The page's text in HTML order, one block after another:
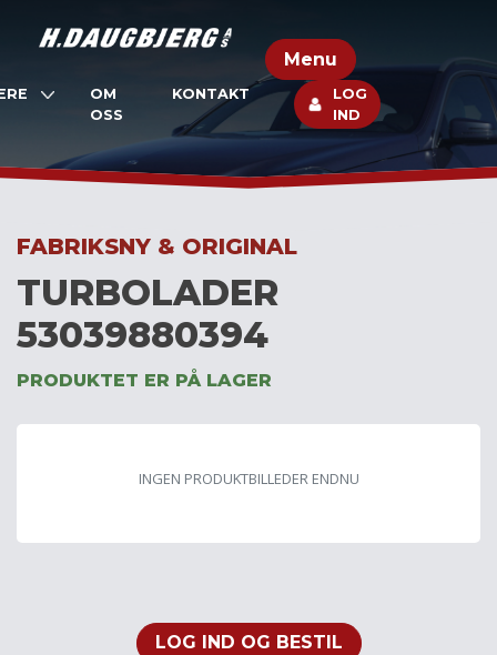
Menu
OM
OSS
KONTAKT
LOG
IND
FABRIKSNY & ORIGINAL
TURBOLADER
53039880394
PRODUKTET ER PÅ LAGER
INGEN PRODUKTBILLEDER ENDNU
LOG IND OG BESTIL